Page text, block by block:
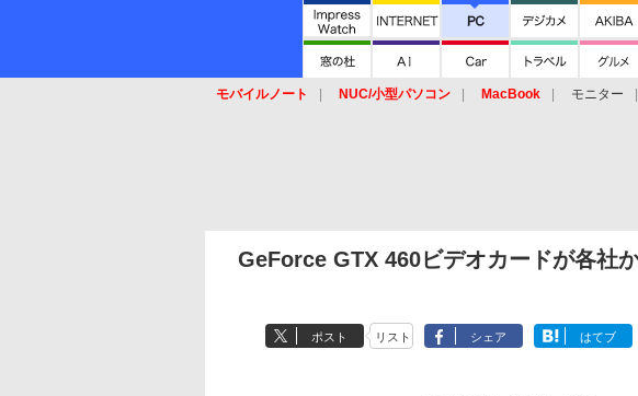
モバイルノート NUC/小型パソコン MacBook モニター
GeForce GTX 460ビデオカードが各社
ポスト リスト シェア はてブ